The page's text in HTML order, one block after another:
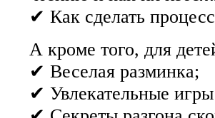
✔ Как сделать
А кроме того, для
✔ Веселая разминка;
✔ Увлекательные